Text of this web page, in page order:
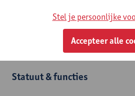
Faculteit Rechten - algemeen
Statuut & functies
Stel je persoonlijke
Accepteer alle